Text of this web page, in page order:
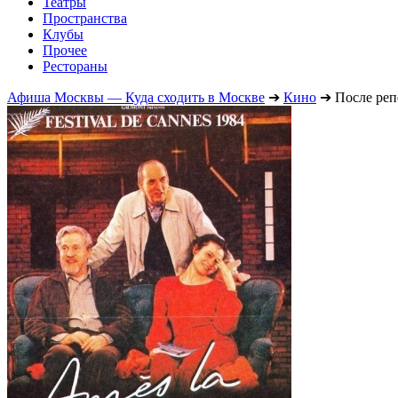
Пространства
Клубы
Прочее
Рестораны
Афиша Москвы — Куда сходить в Москве ➔ Кино ➔ После